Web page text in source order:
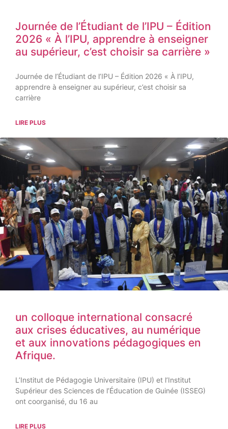
Journée de l’Étudiant de l’IPU – Édition
2026 « À l’IPU, apprendre à enseigner
au supérieur, c’est choisir sa carrière »
Journée de l’Étudiant de l’IPU – Édition 2026 « À l’IPU,
apprendre à enseigner au supérieur, c’est choisir sa
carrière
LIRE PLUS
un colloque international consacré
aux crises éducatives, au numérique
et aux innovations pédagogiques en
Afrique.
L’Institut de Pédagogie Universitaire (IPU) et l’Institut
Supérieur des Sciences de l’Éducation de Guinée (ISSEG)
ont coorganisé, du 16 au
LIRE PLUS